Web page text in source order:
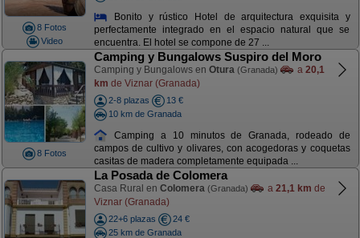
8 Fotos
Video
Bonito y rústico Hotel de arquitectura exquisita y
perfectamente integrado en el espacio natural que se
encuentra. El hotel se compone de 27 ...
8 Fotos
Camping y Bungalows Suspiro del Moro
Camping y Bungalows en Otura (Granada) a 20,1
km de Viznar (Granada)
2-8 plazas
13 €
10 km de Granada
Camping a 10 minutos de Granada, rodeado de
campos de cultivo y olivares, con acogedoras y coquetas
casitas de madera completamente equipada ...
La Posada de Colomera
Casa Rural en Colomera (Granada) a 21,1 km de
Viznar (Granada)
22+6 plazas
24 €
25 km de Granada